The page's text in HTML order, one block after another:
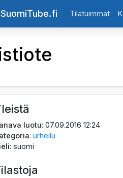
SuomiTube.fi Tilatuimmat
luotu: 07.09.2016 12:24
:urheilu
: suomi